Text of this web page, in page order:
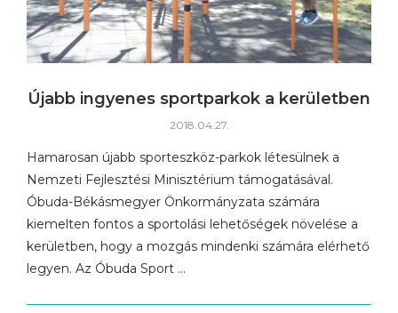
Újabb ingyenes sportparkok a kerületben
2018.04.27.
Hamarosan újabb sporteszköz-parkok létesülnek a
Nemzeti Fejlesztési Minisztérium támogatásával.
Óbuda-Békásmegyer Önkormányzata számára
kiemelten fontos a sportolási lehetőségek növelése a
kerületben, hogy a mozgás mindenki számára elérhető
legyen. Az Óbuda Sport …